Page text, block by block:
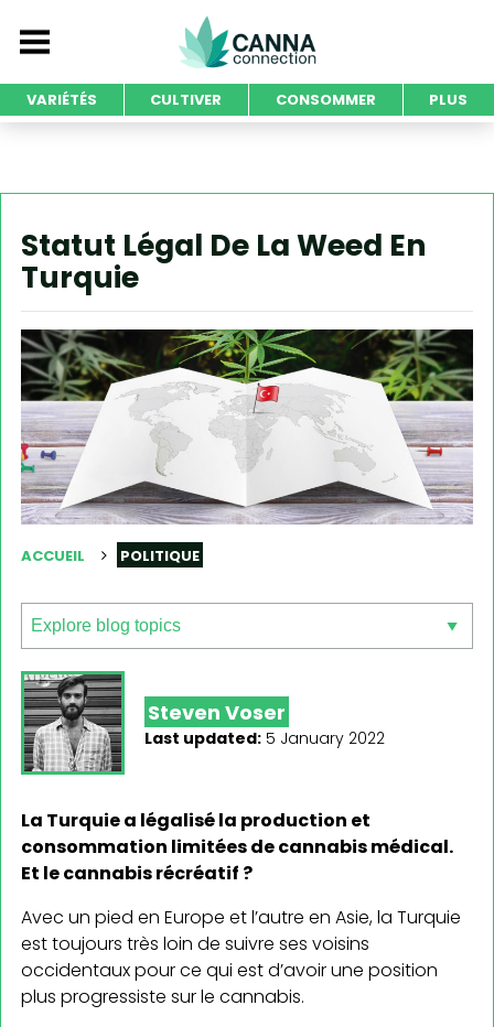
VARIÉTÉS CULTIVER CONSOMMER PLUS
Statut Légal De La Weed En
Turquie
ACCUEIL POLITIQUE
Steven Voser
Last updated: 5 January 2022
La Turquie a légalisé la production et
consommation limitées de cannabis médical.
Et le cannabis récréatif ?
Avec un pied en Europe et l’autre en Asie, la Turquie
est toujours très loin de suivre ses voisins
occidentaux pour ce qui est d’avoir une position
plus progressiste sur le cannabis.